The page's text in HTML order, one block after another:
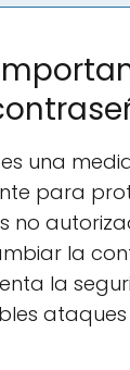
una
para
no
la
la